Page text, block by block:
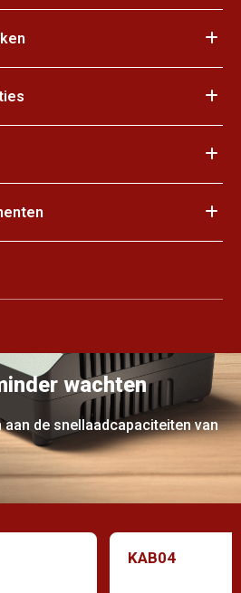
wachten
de snellaadcapaciteiten van
KAB04